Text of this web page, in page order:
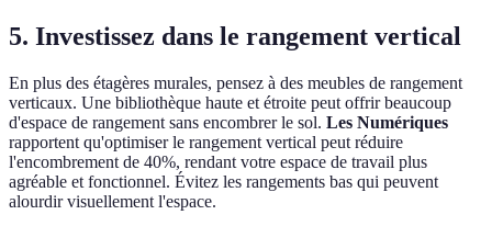
5. Investissez dans le rangement vertical
En plus des étagères murales, pensez à des meubles de rangement
verticaux. Une bibliothèque haute et étroite peut offrir beaucoup
d'espace de rangement sans encombrer le sol. Les Numériques
rapportent qu'optimiser le rangement vertical peut réduire
l'encombrement de 40%, rendant votre espace de travail plus
agréable et fonctionnel. Évitez les rangements bas qui peuvent
alourdir visuellement l'espace.